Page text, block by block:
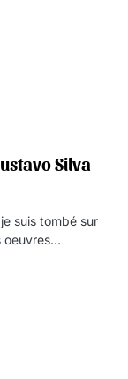
Silva
suis tombé sur
oeuvres…